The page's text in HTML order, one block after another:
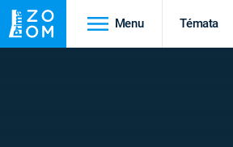
Menu Témata